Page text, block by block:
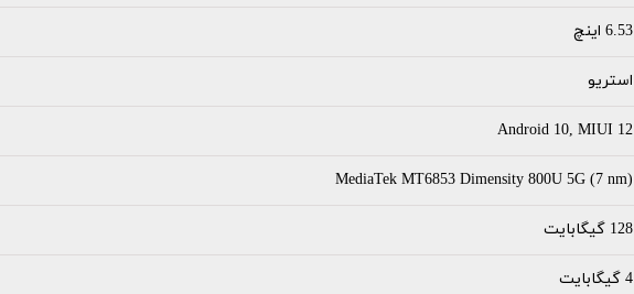
6.53 اینچ
استریو
Android 10, MIUI 12
MediaTek MT6853 Dimensity 800U 5G (7 nm)
128 گیگابایت
4 گیگابایت